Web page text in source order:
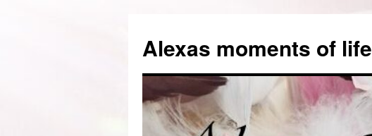
Alexas moments of life